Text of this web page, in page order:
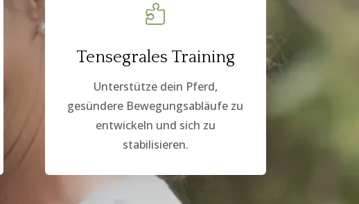

Tensegrales Training
Unterstütze dein Pferd,
gesündere Bewegungsabläufe zu
entwickeln und sich zu
stabilisieren.